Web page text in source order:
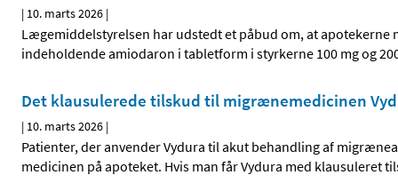
| 10. marts 2026 |
Lægemiddelstyrelsen har udstedt et påbud om, at
indeholdende amiodaron i tabletform i styrkerne 100 mg og
Det klausulerede tilskud til migrænemedicinen
| 10. marts 2026 |
Patienter, der anvender Vydura til akut behandling af
medicinen på apoteket. Hvis man får Vydura med klausuleret